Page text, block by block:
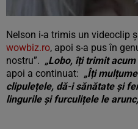
Nelson i-a trimis un videoclip
wowbiz.ro, apoi s-a pus în
nostru”. „Lobo, îți trimit acum
apoi a continuat: „Îți
clipulețele, dă-i sănătate și
lingurile și furculițele le